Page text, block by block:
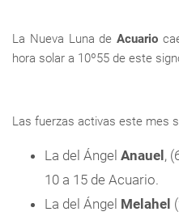
La Nueva Luna deAcuario
hora solar a 10º55 de este
Las fuerzas activas este mes
La del Ángel Anauel ,
10 a 15 de Acuario.
La del Ángel Melahel